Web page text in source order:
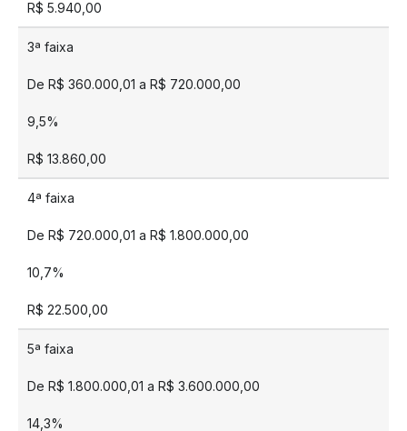
R$ 5.940,00
3ª faixa
De R$ 360.000,01 a R$ 720.000,00
9,5%
R$ 13.860,00
4ª faixa
De R$ 720.000,01 a R$ 1.800.000,00
10,7%
R$ 22.500,00
5ª faixa
De R$ 1.800.000,01 a R$ 3.600.000,00
14,3%